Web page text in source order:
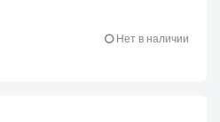
Нет в наличии